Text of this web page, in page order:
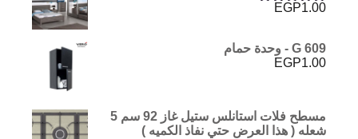
تم التقييم
EGP1.00
G 609 - وحدة حمام
EGP1.00
مسطح فلات استانلس ستيل غاز 92 سم 5
شعله ( هذا العرض حتي نفاذ الكميه )